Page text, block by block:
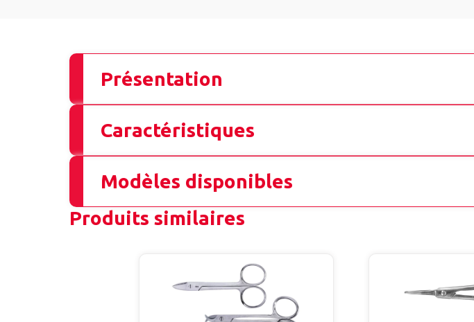
Présentation
Caractéristiques
Modèles disponibles
Produits similaires